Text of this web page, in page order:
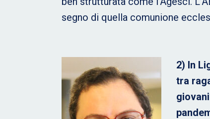
segno di quella comunione
2) In
tra